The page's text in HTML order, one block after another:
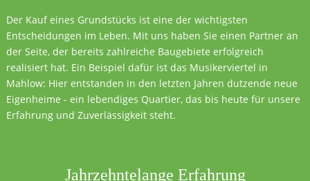
Der Kauf eines Grundstücks ist eine der wichtigsten
Entscheidungen im Leben. Mit uns haben Sie einen Partner an
der Seite, der bereits zahlreiche Baugebiete erfolgreich
realisiert hat. Ein Beispiel dafür ist das Musikerviertel in
Mahlow: Hier entstanden in den letzten Jahren dutzende neue
Eigenheime - ein lebendiges Quartier, das bis heute für unsere
Erfahrung und Zuverlässigkeit steht.
Jahrzehntelange Erfahrung